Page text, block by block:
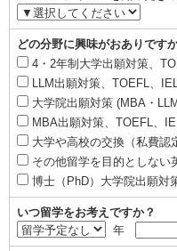
どの分野に興味がおありです
4・2年制大学出願対策、
LLM出願対策、TOEFL、
大学院出願対策 (MBA・
MBA出願対策、TOEFL、
大学や高校の交換（私費認
その他留学を目的としない
博士（PhD）大学院出願対
いつ留学をお考えですか？
年